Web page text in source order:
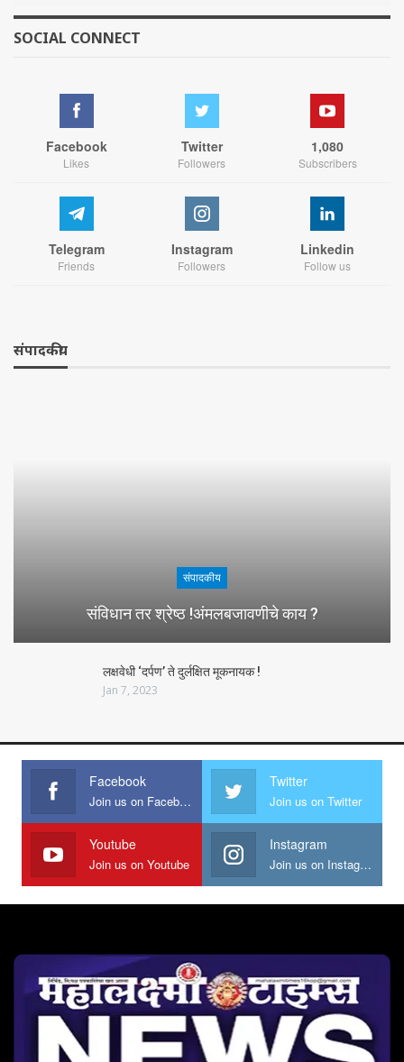
SOCIAL CONNECT
Facebook
Likes
Twitter
Followers
1,080
Subscribers
Telegram
Friends
Instagram
Followers
Linkedin
Follow us
संपादकीय
संपादकीय
संविधान तर श्रेष्ठ !अंमलबजावणीचे काय ?
लक्षवेधी ‘दर्पण’ ते दुर्लक्षित मूकनायक !
Jan 7, 2023
Facebook
Join us on Facebook
Twitter
Join us on Twitter
Youtube
Join us on Youtube
Instagram
Join us on Instagram